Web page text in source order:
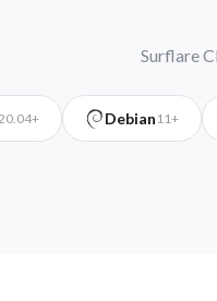
Surflare
20.04+ Debian 11+